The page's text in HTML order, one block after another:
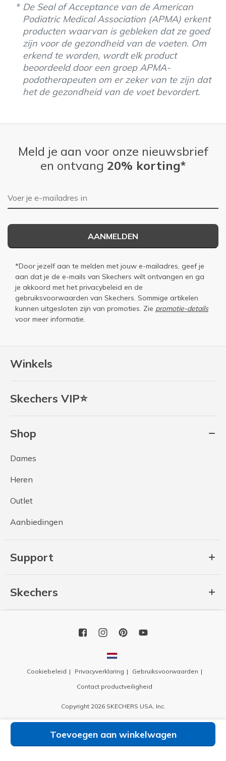
Toevoegen aan winkelwagen
Sizing
Feels full size too big
View On Shoes
I'm Into Shoes
De Seal of Acceptance van de American
Podiatric Medical Association (APMA) erkent
producten waarvan is gebleken dat ze goed
zijn voor de gezondheid van de voeten. Om
erkend te worden, wordt elk product
beoordeeld door een groep APMA-
podotherapeuten om er zeker van te zijn dat
het de gezondheid van de voet bevordert.
Winkels
Skechers VIP⭐
Shop
Dames
Heren
Outlet
Aanbiedingen
Support
Skechers
Meld je aan voor onze nieuwsbrief
en ontvang 20% korting*
E-mailadres
AANMELDEN
*Door jezelf aan te melden met jouw e-mailadres, geef je
aan dat je de e-mails van Skechers wilt ontvangen en ga
je akkoord met het privacybeleid en de
gebruiksvoorwaarden van Skechers. Sommige artikelen
kunnen uitgesloten zijn van promoties. Zie promotie-details
voor meer informatie.
Cookiebeleid Privacyverklaring
Gebruiksvoorwaarden
Contact productveiligheid
Copyright 2026 SKECHERS USA, Inc.